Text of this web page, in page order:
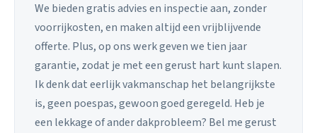
We bieden gratis advies en inspectie aan, zonder
voorrijkosten, en maken altijd een vrijblijvende
offerte. Plus, op ons werk geven we tien jaar
garantie, zodat je met een gerust hart kunt slapen.
Ik denk dat eerlijk vakmanschap het belangrijkste
is, geen poespas, gewoon goed geregeld. Heb je
een lekkage of ander dakprobleem? Bel me gerust